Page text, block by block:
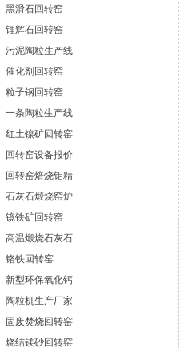
黑滑石回转窑
锂辉石回转窑
污泥陶粒生产线
催化剂回转窑
粒子钢回转窑
一条陶粒生产线
红土镍矿回转窑
回转窑设备报价
回转窑焙烧钼精
石灰石煅烧窑炉
镜铁矿回转窑
高温煅烧石灰石
铬铁回转窑
新型环保氧化钙
陶粒机生产厂家
固废焚烧回转窑
烧结镁砂回转窑